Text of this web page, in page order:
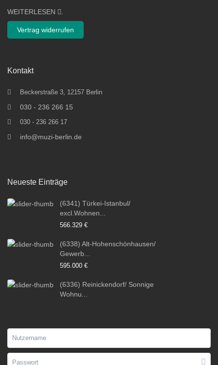
WEITERLESEN
Vertrag widerrufen
Kontakt
Beckerstraße 3, 12157 Berlin
030 - 236 266 15
030 - 236 266 17
info@muzi-berlin.de
Neueste Einträge
(6341) Türkei-Istanbul/
excl.Wohnen...
566.329 €
(6338) Alt-Hohenschönhausen/
Gewerb...
595.000 €
(6336) Reinickendorf/ Sonnige
Wohnu...